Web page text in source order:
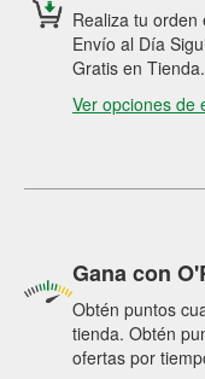
Realiza tu
Envío al Día
Gratis en Tienda.
Ver opciones de
Gana con
Obtén puntos
tienda. Obtén
ofertas por